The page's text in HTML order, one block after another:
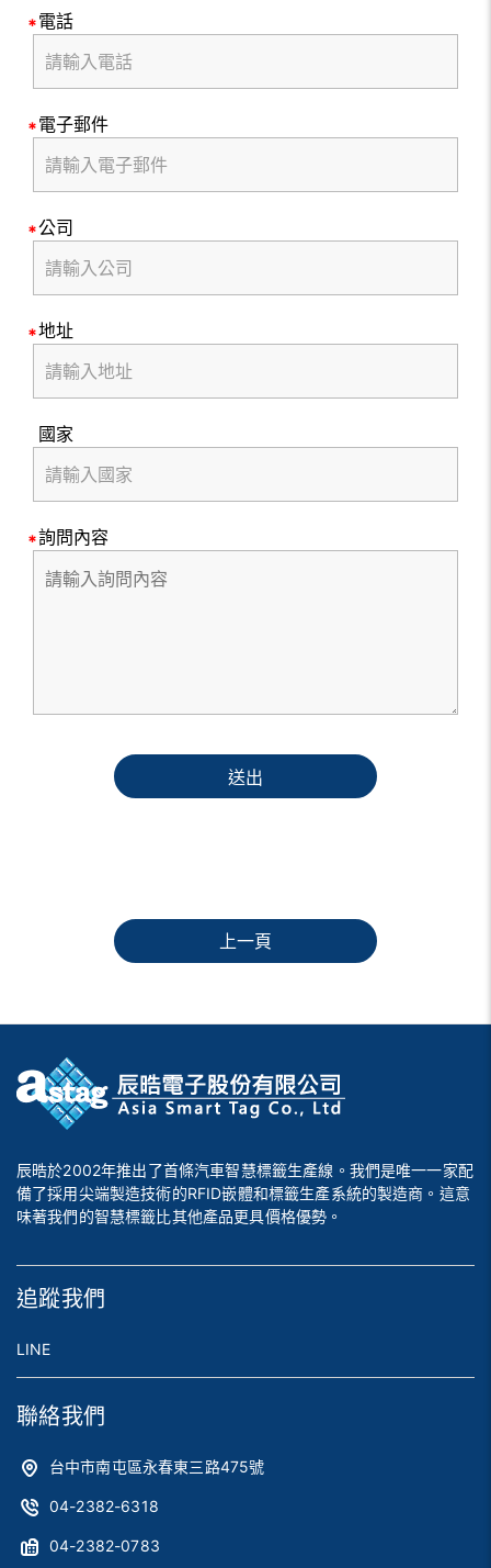
電話
電子郵件
公司
地址
國家
詢問內容
送出
上一頁
辰晧於2002年推出了首條汽車智慧標籤生產線。我們是唯一一家配
備了採用尖端製造技術的RFID嵌體和標籤生產系統的製造商。這意
味著我們的智慧標籤比其他產品更具價格優勢。
追蹤我們
LINE
聯絡我們
台中市南屯區永春東三路475號
04-2382-6318
04-2382-0783